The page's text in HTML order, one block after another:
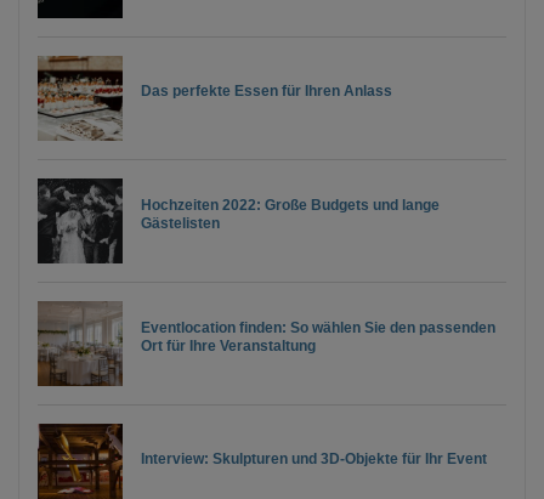
Das perfekte Essen für Ihren Anlass
Hochzeiten 2022: Große Budgets und lange
Gästelisten
Eventlocation finden: So wählen Sie den passenden
Ort für Ihre Veranstaltung
Interview: Skulpturen und 3D-Objekte für Ihr Event